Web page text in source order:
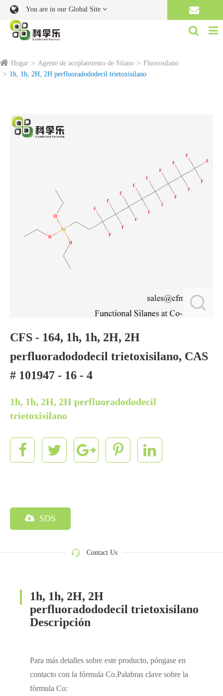
You are in our Global Site
Hogar Agente de acoplamiento de Silano
Fluorosilano
1h, 1h, 2H, 2H perfluoradododecil trietoxisilano
CFS - 164, 1h, 1h, 2H, 2H
perfluoradododecil trietoxisilano, CAS
# 101947 - 16 - 4
1h, 1h, 2H, 2H perfluoradododecil
trietoxisilano
SDS
Contact Us
1h, 1h, 2H, 2H
perfluoradododecil trietoxisilano
Descripción
Para más detalles sobre este producto, póngase en
contacto con la fórmula Co.Palabras clave sobre la
fórmula Co: